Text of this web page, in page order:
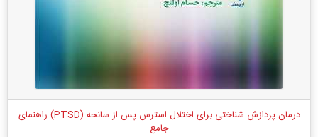
درمان پردازش شناختی برای اختلال استرس پس از سانحه (PTSD) راهنمای
جامع